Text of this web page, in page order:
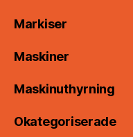
Markiser
Maskiner
Maskinuthyrning
Okategoriserade